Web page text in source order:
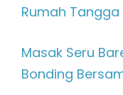
Rumah Tangga
Masak Seru
Bonding